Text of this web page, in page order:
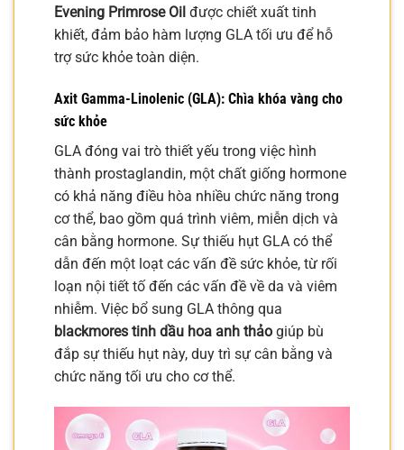
Evening Primrose Oil được chiết xuất tinh
khiết, đảm bảo hàm lượng GLA tối ưu để hỗ
trợ sức khỏe toàn diện.
Axit Gamma-Linolenic (GLA): Chìa khóa vàng cho
sức khỏe
GLA đóng vai trò thiết yếu trong việc hình
thành prostaglandin, một chất giống hormone
có khả năng điều hòa nhiều chức năng trong
cơ thể, bao gồm quá trình viêm, miễn dịch và
cân bằng hormone. Sự thiếu hụt GLA có thể
dẫn đến một loạt các vấn đề sức khỏe, từ rối
loạn nội tiết tố đến các vấn đề về da và viêm
nhiễm. Việc bổ sung GLA thông qua
blackmores tinh dầu hoa anh thảo giúp bù
đắp sự thiếu hụt này, duy trì sự cân bằng và
chức năng tối ưu cho cơ thể.